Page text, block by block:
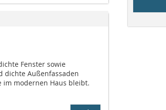
Fenster sowie
dichte Außenfassaden
im modernen Haus bleibt.